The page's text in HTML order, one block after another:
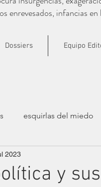
esquirlas del miedo
poéticas
y
2023
Dossiers Equipo
enrevesados, infancias